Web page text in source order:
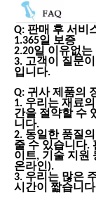
Q: 판매 후 서비
1.365일 보증
2.20일 이유없는
3. 고객이 질문
입니다.
Q: 귀사 제품의
1. 우리는 재료
간을 절약할 수
니다.
2. 동일한 품질
줄 수 있습니다.
이트, 기술 지원
온라인).
3. 우리는 많은
시간이 짧습니